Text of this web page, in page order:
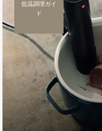
低温調理ガイ
ド